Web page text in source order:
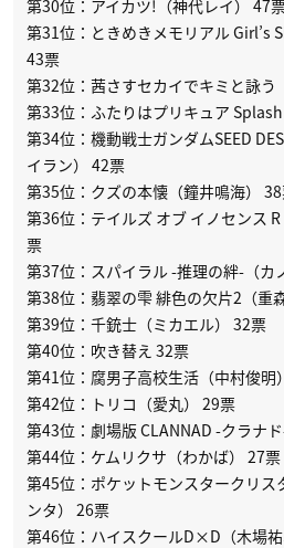
第30位：アイカツ!（神代レイ） 47
第31位：ときめきメモリアル Girl’s
43票
第32位：茜さすセカイでキミと詠う
第33位：ふたりはプリキュア
第34位：機動戦士ガンダムSEED
イラン） 42票
第35位：クズの本懐（鐘井鳴海）
第36位：テイルズ オブ イノセンス
票
第37位：スパイラル -推理の絆-（カ
第38位：翡翠の雫 緋色の欠片2（重
第39位：千銃士（ミカエル） 32票
第40位：吹き替え 32票
第41位：腐男子高校生活（中村俊明
第42位：トリコ（愛丸） 29票
第43位：劇場版 CLANNAD -クラナ
第44位：ケムリクサ（わかば） 27票
第45位：ポケットモンスタークリス
ンタ） 26票
第46位：ハイスクールD×D（木場